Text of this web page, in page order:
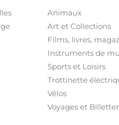
Animaux
Art et Collections
Films, livres,
Instruments de
Sports et Loisirs
Trottinette
Vélos
Voyages et